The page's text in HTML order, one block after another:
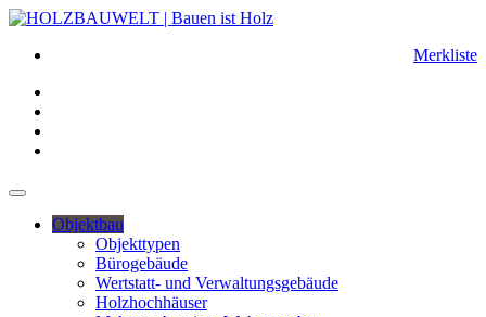
Merkliste
Objektbau
Objekttypen
Bürogebäude
Wertstatt- und Verwaltungsgebäude
Holzhochhäuser